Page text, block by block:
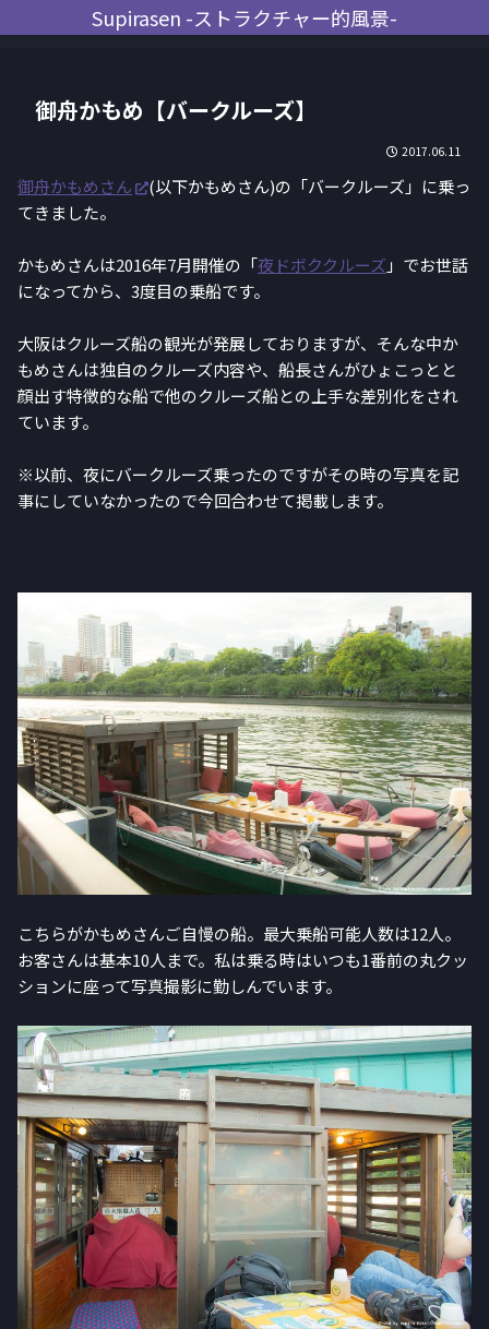
Supirasen -ストラクチャー的風景-
御舟かもめ【バークルーズ】
2017.06.11
御舟かもめさん
(以下かもめさん)の「バークルーズ」に乗っ
てきました。
かもめさんは2016年7月開催の「夜ドボククルーズ 」でお世話
になってから、3度目の乗船です。
大阪はクルーズ船の観光が発展しておりますが、そんな中か
もめさんは独自のクルーズ内容や、船長さんがひょこっとと
顔出す特徴的な船で他のクルーズ船との上手な差別化をされ
ています。
※以前、夜にバークルーズ乗ったのですがその時の写真を記
事にしていなかったので今回合わせて掲載します。
こちらがかもめさんご自慢の船。最大乗船可能人数は12人。
お客さんは基本10人まで。私は乗る時はいつも1番前の丸クッ
ションに座って写真撮影に勤しんでいます。